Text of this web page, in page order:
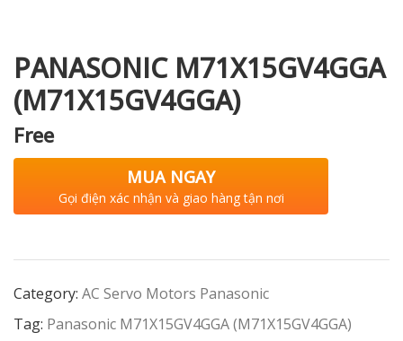
PANASONIC M71X15GV4GGA
(M71X15GV4GGA)
Free
MUA NGAY
Gọi điện xác nhận và giao hàng tận nơi
Category: AC Servo Motors Panasonic
Tag: Panasonic M71X15GV4GGA (M71X15GV4GGA)